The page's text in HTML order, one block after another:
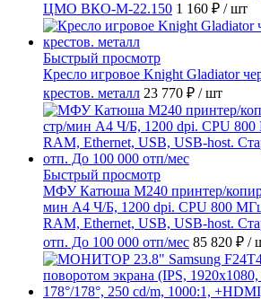
ЦМО ВКО-М-22.150 1 160 ₽ / шт
Быстрый просмотр
Кресло игровое Knight Gladiator
крестов. металл 23 770 ₽ / шт
Быстрый просмотр
МФУ Катюша M240 принтер/
мин А4 Ч/Б, 1200 dpi. CPU 800
RAM, Ethernet, USB, USB-host.
отп. До 100 000 отп/мес 85 820 ₽ /